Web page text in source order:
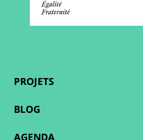
PROJETS
BLOG
AGENDA